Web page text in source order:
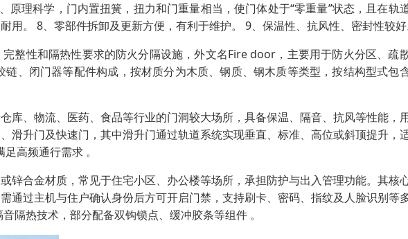
原理科学，门内置扭簧，扭力和门重量相当，使门体处于“零重量”状态，且在轨
用。 8、零部件拆卸及更新方便，有利于维护。 9、保温性、抗风性、密封性较
整性和隔热性要求的防火分隔设施，外文名Fire door，主要用于防火分区、疏
、闭门器等配件构成，按材质分为木质、钢质、钢木质等类型，按结构型式包
库、物流、医药、食品等行业的门洞较大场所，具备保温、隔音、抗风等性能，
滑升门及快速门，其中滑升门通过轨道系统实现垂直、标准、高位或斜顶提升，
高频通行需求 。
锌合金材质，常见于住宅小区、办公楼等场所，承担防护与出入管理功能。其核
通过主机与住户确认身份后方可开启门禁，支持刷卡、密码、指纹及人脸识别等
隔热技术，部分配备双钩锁点、缓冲胶条等组件 。